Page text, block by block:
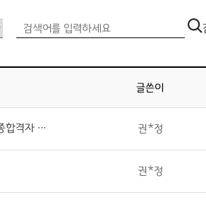
글쓴이
약사(2025-27-6호), 임상병리사(육아휴직대체 2025-50) 채용면접 최종합격자 발표 권*정
권*정